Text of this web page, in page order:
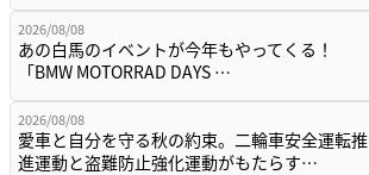
2026/08/08
あの白馬のイベントが今年もやってくる！
「BMW MOTORRAD DAYS …
2026/08/08
愛車と自分を守る秋の約束。二輪車安全運転推
進運動と盗難防止強化運動がもたらす…